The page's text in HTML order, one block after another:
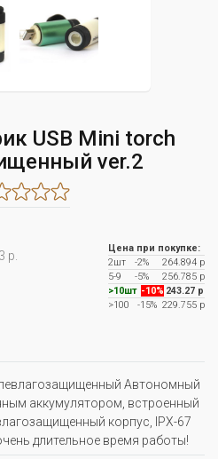
USB Mini torch
ver.2
р.
Цена при покупке:
2шт
-2%
264.894 р
5-9
-5%
256.785 р
>10шт -10% 243.27 р
>100
-15% 229.755 р
Автономный
аккумулятором, встроенный
корпус, IPX-67
длительное время работы!